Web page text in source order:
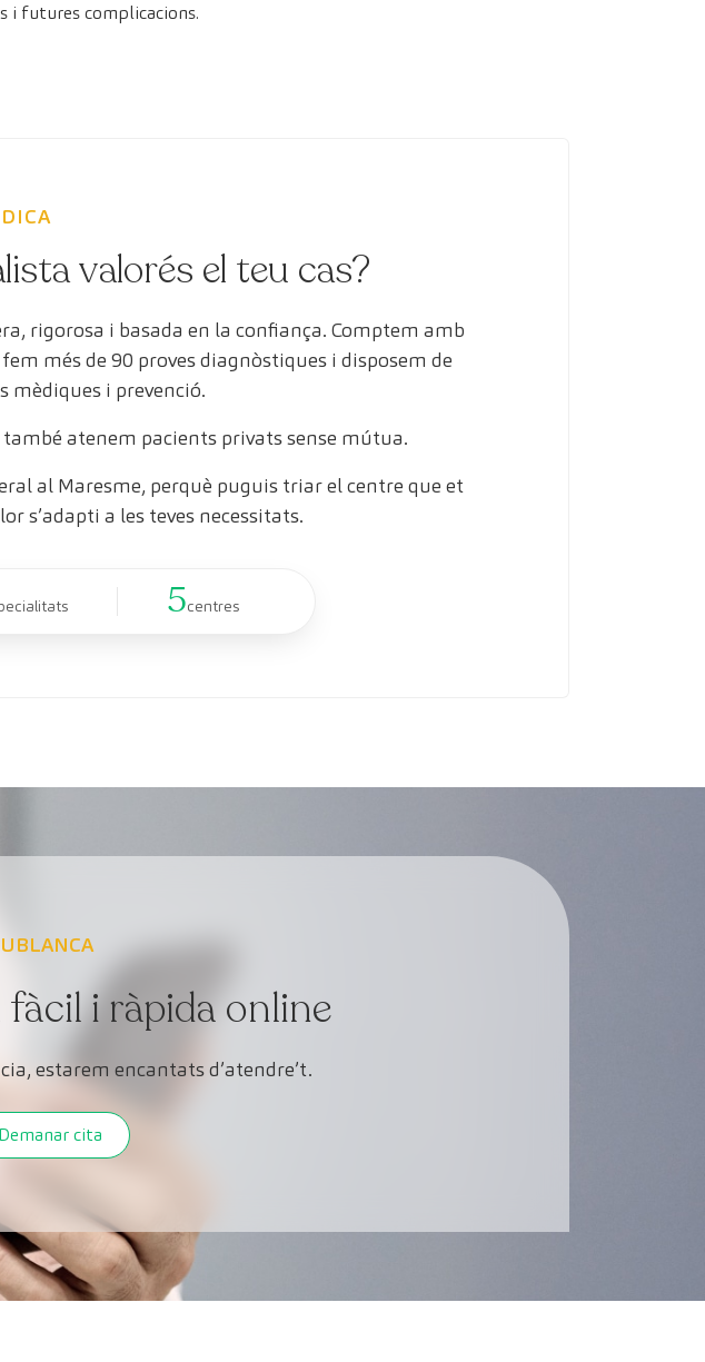
i futures complicacions.
valorés el teu cas?
rigorosa i basada en la confiança. Comptem amb
més de 90 proves diagnòstiques i disposem de
mèdiques i prevenció.
atenem pacients privats sense mútua.
al Maresme, perquè puguis triar el centre que et
s’adapti a les teves necessitats.
5centres
i ràpida online
estarem encantats d’atendre’t.
Demanar cita